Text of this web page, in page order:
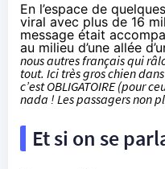
En l’espace de
viral avec plus de 16
message était
au milieu d’une allée
nous autres français qui
tout. Ici très gros chien
c’est OBLIGATOIRE (pour
nada ! Les passagers non
Et si on se